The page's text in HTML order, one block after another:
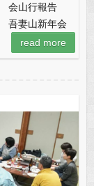
会山行報告
吾妻山新年会
read more